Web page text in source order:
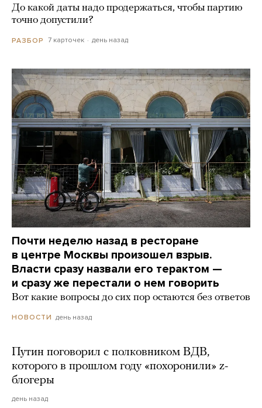
До какой даты надо продержаться, чтобы партию
точно допустили?
РАЗБОР 7 карточек день назад
Почти неделю назад в ресторане
в центре Москвы произошел взрыв.
Власти сразу назвали его терактом —
и сразу же перестали о нем говорить
Вот какие вопросы до сих пор остаются без ответов
НОВОСТИ день назад
Путин поговорил с полковником ВДВ,
которого в прошлом году «похоронили» z-
блогеры
день назад